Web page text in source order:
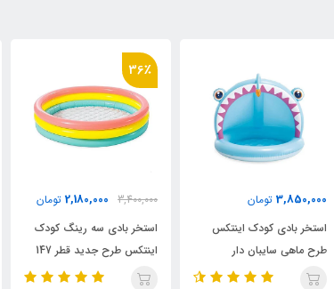
3,400,000
استخر بادی سه رینگ کودک
اینتکس طرح جدید قطر 147
1,500,000
1,170,000
استخر بادی سه رینگ اینتکس
قطر 86 طرح جدید